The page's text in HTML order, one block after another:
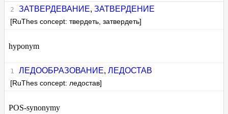
ЗАТВЕРДЕВАНИЕ, ЗАТВЕРДЕНИЕ
[RuThes concept: твердеть, затвердеть]
hyponym
ЛЕДООБРАЗОВАНИЕ, ЛЕДОСТАВ
[RuThes concept: ледостав]
POS-synonymy